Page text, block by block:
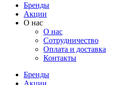
Бренды
Акции
О нас
О нас
Cотрудничество
Оплата и доставка
Контакты
Бренды
Акции